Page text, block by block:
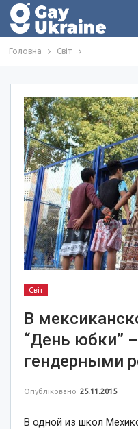
Головна Світ
Світ
В
“День юбки”
гендерными
Опубліковано 25.11.2015
В одной из школ